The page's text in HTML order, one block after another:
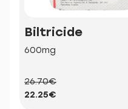
Biltricide
600mg
26.70€
22.25€